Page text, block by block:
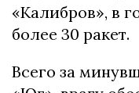
«Калибров», в
более 30 ракет.
Всего за